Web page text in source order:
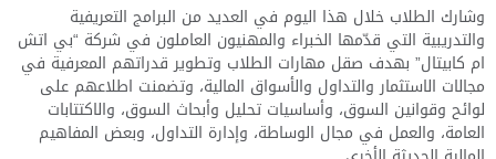
وشارك الطلاب خلال هذا اليوم في العديد من البرامج التعريفية
والتدريبية التي قدّمها الخبراء والمهنيون العاملون في شركة “بي اتش
ام كابيتال” بهدف صقل مهارات الطلاب وتطوير قدراتهم المعرفية في
مجالات الاستثمار والتداول والأسواق المالية، وتضمنت اطلاعهم على
لوائح وقوانين السوق، وأساسيات تحليل وأبحاث السوق، والاكتتابات
العامة، والعمل في مجال الوساطة، وإدارة التداول، وبعض المفاهيم